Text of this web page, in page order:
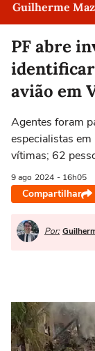
Guilherme
PF abre
identificar
avião em
Agentes foram
especialistas
vítimas; 62
9 ago 2024 - 16h05
Compartilhar
Por: